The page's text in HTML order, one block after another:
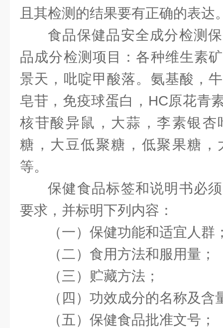
且其检测的结果要有正确的表
食品保健品安全成分检测
品成分检测项目：各种维生素
景天，吡啶甲酸落。氨基酸，
皂苷，免疫球蛋白，HC原花青
核苷酸异鼠，大蒜，李素银杏
糖，大豆低聚糖，低聚果糖，
等。
保健食品标签和说明书必
要求，并标明下列内容：
（一）保健功能和适宜人群
（二）食用方法和服用量；
（三）贮藏方法；
（四）功效成分的名称及含
（五）保健食品批准文号；